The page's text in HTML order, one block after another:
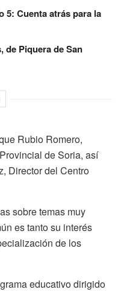
5: Cuenta atrás para la
de Piquera de San
Rubio Romero,
de Soria, así
Director del Centro
sobre temas muy
es tanto su interés
de los
educativo dirigido